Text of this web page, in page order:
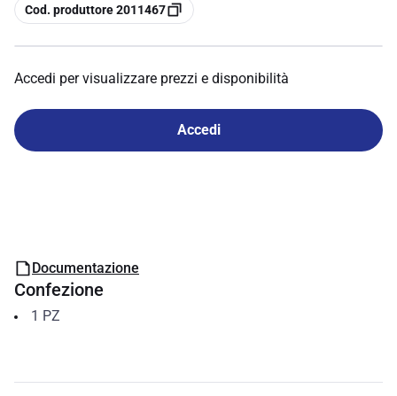
copia
Cod. produttore 2011467
Accedi per visualizzare prezzi e disponibilità
Accedi
Documentazione
Confezione
1 PZ